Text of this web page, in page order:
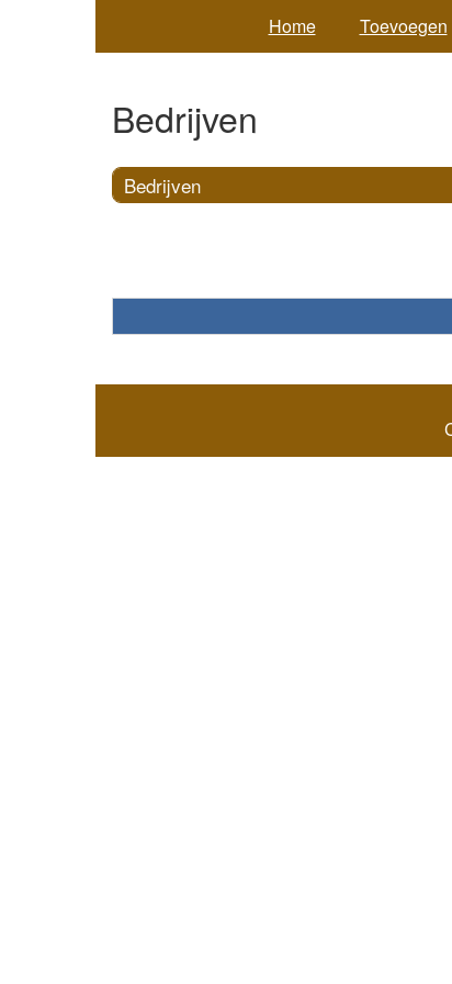
Home Toevoegen
Bedrijven
Bedrijven